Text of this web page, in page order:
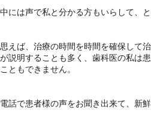
中には声で私と分かる方もいらして、
思えば、治療の時間を時間を確保して
が説明することも多く、歯科医の私は
こともできません。
電話で患者様の声をお聞き出来て、新鮮